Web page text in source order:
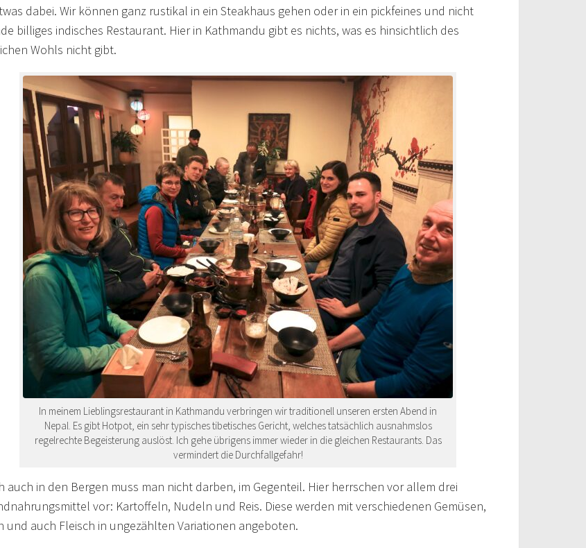
dabei. Wir können ganz rustikal in ein Steakhaus gehen oder in ein pickfeines und nicht
billiges indisches Restaurant. Hier in Kathmandu gibt es nichts, was es hinsichtlich des
Wohls nicht gibt.
In meinem Lieblingsrestaurant in Kathmandu verbringen wir traditionell unseren ersten Abend in
Nepal. Es gibt Hotpot, ein sehr typisches tibetisches Gericht, welches tatsächlich ausnahmslos
regelrechte Begeisterung auslöst. Ich gehe übrigens immer wieder in die gleichen Restaurants. Das
vermindert die Durchfallgefahr!
auch in den Bergen muss man nicht darben, im Gegenteil. Hier herrschen vor allem drei
vor: Kartoffeln, Nudeln und Reis. Diese werden mit verschiedenen Gemüsen,
und auch Fleisch in ungezählten Variationen angeboten.